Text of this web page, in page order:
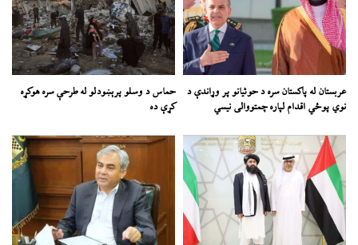
عربستان له پاکستان سره د حوثیانو پر وړاندې د
نوي پوځي اقدام لپاره چمتووالی نیسي
حماس د وسلو پرېښودلو له طرحې سره هوکړه
کړې ده